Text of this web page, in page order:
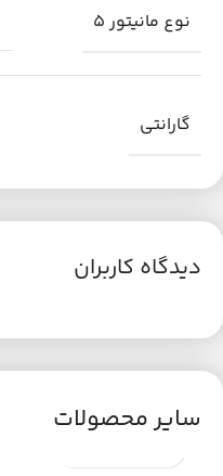
نوع مانیتور 5
گارانتی
دیدگاه کاربران
سایر محصولات